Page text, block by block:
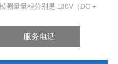
测量量程分别是 130V（DC +
服务电话